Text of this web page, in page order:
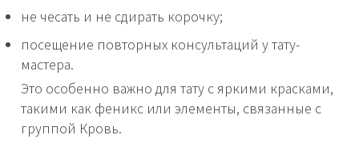
не чесать и не сдирать корочку;
посещение повторных консультаций у тату-
мастера.
Это особенно важно для тату с яркими красками,
такими как феникс или элементы, связанные с
группой Кровь.